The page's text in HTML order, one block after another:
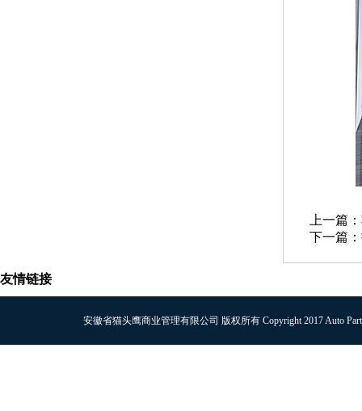
上一篇：
下一篇：
友情链接
安徽省猫头鹰商业管理有限公司 版权所有 Copyright 2017 Auto